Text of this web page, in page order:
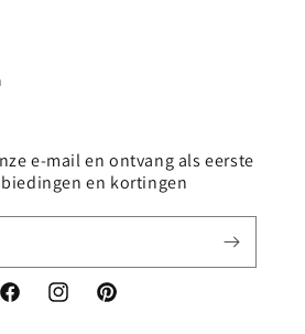
e-mail en ontvang als eerste
en kortingen
FacebookInstagramPinterest